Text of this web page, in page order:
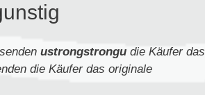
ustrongstrongudie Käufer das
die Käufer das originale